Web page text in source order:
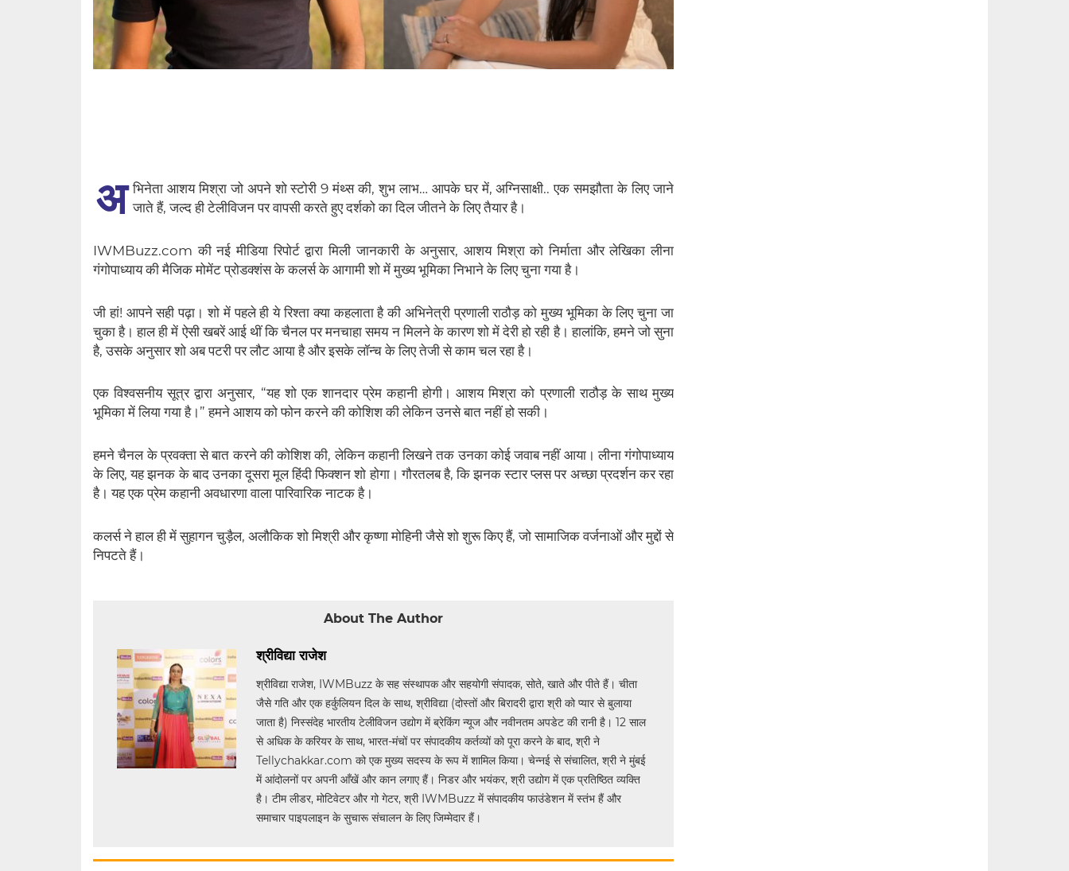
अ भिनेता आशय मिश्रा जो अपने शो स्टोरी 9 मंथ्स की, शुभ लाभ… आपके घर में, अग्निसाक्षी.. एक समझौता के लिए जाने
जाते हैं, जल्द ही टेलीविजन पर वापसी करते हुए दर्शको का दिल जीतने के लिए तैयार है।
IWMBuzz.com की नई मीडिया रिपोर्ट द्वारा मिली जानकारी के अनुसार, आशय मिश्रा को निर्माता और लेखिका लीना
गंगोपाध्याय की मैजिक मोमेंट प्रोडक्शंस के कलर्स के आगामी शो में मुख्य भूमिका निभाने के लिए चुना गया है।
जी हां! आपने सही पढ़ा। शो में पहले ही ये रिश्ता क्या कहलाता है की अभिनेत्री प्रणाली राठौड़ को मुख्य भूमिका के लिए चुना जा
चुका है। हाल ही में ऐसी खबरें आई थीं कि चैनल पर मनचाहा समय न मिलने के कारण शो में देरी हो रही है। हालांकि, हमने जो सुना
है, उसके अनुसार शो अब पटरी पर लौट आया है और इसके लॉन्च के लिए तेजी से काम चल रहा है।
एक विश्वसनीय सूत्र द्वारा अनुसार, “यह शो एक शानदार प्रेम कहानी होगी। आशय मिश्रा को प्रणाली राठौड़ के साथ मुख्य
भूमिका में लिया गया है।” हमने आशय को फोन करने की कोशिश की लेकिन उनसे बात नहीं हो सकी।
हमने चैनल के प्रवक्ता से बात करने की कोशिश की, लेकिन कहानी लिखने तक उनका कोई जवाब नहीं आया। लीना गंगोपाध्याय
के लिए, यह झनक के बाद उनका दूसरा मूल हिंदी फिक्शन शो होगा। गौरतलब है, कि झनक स्टार प्लस पर अच्छा प्रदर्शन कर रहा
है। यह एक प्रेम कहानी अवधारणा वाला पारिवारिक नाटक है।
कलर्स ने हाल ही में सुहागन चुड़ैल, अलौकिक शो मिश्री और कृष्णा मोहिनी जैसे शो शुरू किए हैं, जो सामाजिक वर्जनाओं और मुद्दों से
निपटते हैं।
About The Author
श्रीविद्या राजेश
श्रीविद्या राजेश, IWMBuzz के सह संस्थापक और सहयोगी संपादक, सोते, खाते और पीते हैं। चीता
जैसे गति और एक हर्कुलियन दिल के साथ, श्रीविद्या (दोस्तों और बिरादरी द्वारा श्री को प्यार से बुलाया
जाता है) निस्संदेह भारतीय टेलीविजन उद्योग में ब्रेकिंग न्यूज और नवीनतम अपडेट की रानी है। 12 साल
से अधिक के करियर के साथ, भारत-मंचों पर संपादकीय कर्तव्यों को पूरा करने के बाद, श्री ने
Tellychakkar.com को एक मुख्य सदस्य के रूप में शामिल किया। चेन्नई से संचालित, श्री ने मुंबई
में आंदोलनों पर अपनी आँखें और कान लगाए हैं। निडर और भयंकर, श्री उद्योग में एक प्रतिष्ठित व्यक्ति
है। टीम लीडर, मोटिवेटर और गो गेटर, श्री IWMBuzz में संपादकीय फाउंडेशन में स्तंभ हैं और
समाचार पाइपलाइन के सुचारू संचालन के लिए जिम्मेदार हैं।